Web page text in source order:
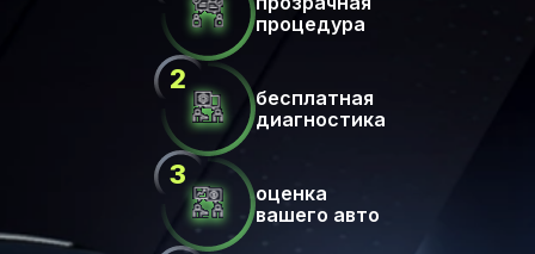
процедура
бесплатная
диагностика
оценка
вашего авто